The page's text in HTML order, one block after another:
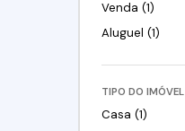
Venda (1)
Aluguel (1)
TIPO DO IMÓVEL
Casa (1)